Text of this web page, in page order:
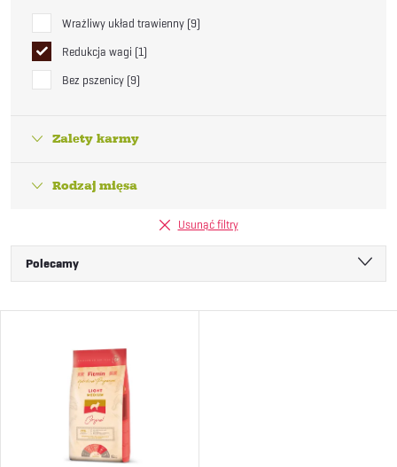
Wrażliwy układ trawienny 9
Redukcja wagi 1
Bez pszenicy 9
Zalety karmy
Rodzaj mięsa
Usunąć filtry
S
o
Polecamy
Najczęściej sprzedawane
Alfabetycznie